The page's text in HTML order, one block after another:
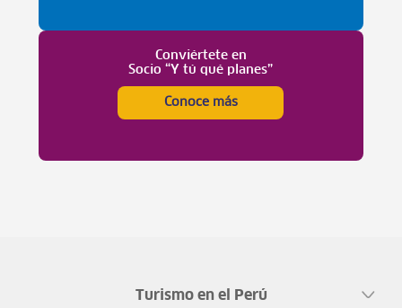
Conviértete en
Socio “Y tú qué planes”
Conoce más
Turismo en el Perú